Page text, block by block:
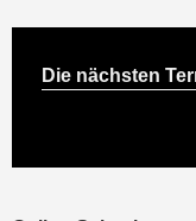
Die nächsten